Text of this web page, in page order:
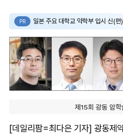
PR 일본 주요 대학교 약학부 입시 신(편
제15회 광동 암학
[데일리팜=최다은 기자] 광동제